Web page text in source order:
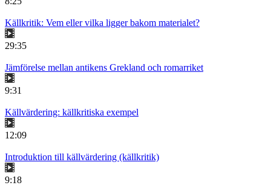
Källkritik: Vem eller vilka ligger bakom materialet?
29:35
Jämförelse mellan antikens Grekland och romarriket
9:31
Källvärdering: källkritiska exempel
12:09
Introduktion till källvärdering (källkritik)
9:18